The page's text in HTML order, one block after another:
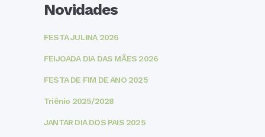
Novidades
FESTA JULINA 2026
FEIJOADA DIA DAS MÃES 2026
FESTA DE FIM DE ANO 2025
Triênio 2025/2028
JANTAR DIA DOS PAIS 2025